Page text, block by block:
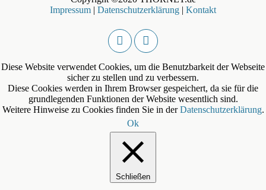
Impressum | Datenschutzerklärung | Kontakt
Diese Website verwendet Cookies, um die Benutzbarkeit der Webseite
sicher zu stellen und zu verbessern.
Diese Cookies werden in Ihrem Browser gespeichert, da sie für die
grundlegenden Funktionen der Website wesentlich sind.
Weitere Hinweise zu Cookies finden Sie in derDatenschutzerklärung.
Ok
Schließen